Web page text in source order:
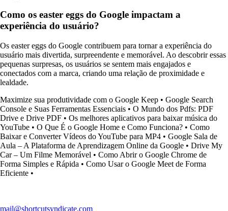
Como os easter eggs do Google impactam a
experiência do usuário?
Os easter eggs do Google contribuem para tornar a experiência do
usuário mais divertida, surpreendente e memorável. Ao descobrir essas
pequenas surpresas, os usuários se sentem mais engajados e
conectados com a marca, criando uma relação de proximidade e
lealdade.
Maximize sua produtividade com o Google Keep • Google Search
Console e Suas Ferramentas Essenciais • O Mundo dos Pdfs: PDF
Drive e Drive PDF • Os melhores aplicativos para baixar música do
YouTube • O Que É o Google Home e Como Funciona? • Como
Baixar e Converter Vídeos do YouTube para MP4 • Google Sala de
Aula – A Plataforma de Aprendizagem Online da Google • Drive My
Car – Um Filme Memorável • Como Abrir o Google Chrome de
Forma Simples e Rápida • Como Usar o Google Meet de Forma
Eficiente •
mail@shortcutsyndicate.com